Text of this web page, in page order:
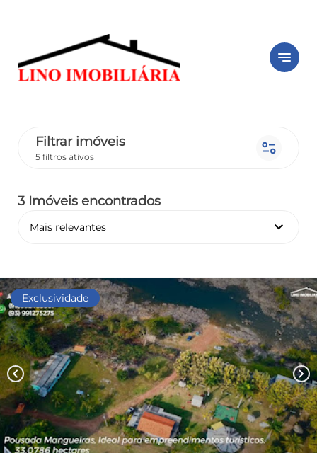
notes
Filtrar imóveis
5 filtros ativos page_info
3 Imóveis encontrados
Mais relevantes keyboard_arrow_down
Exclusividade
chevron_left chevron_right